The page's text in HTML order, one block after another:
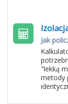
Jak
"lekką
metody